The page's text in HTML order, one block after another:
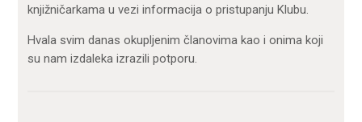
knjižničarkama u vezi informacija o pristupanju Klubu.
Hvala svim danas okupljenim članovima kao i onima koji
su nam izdaleka izrazili potporu.